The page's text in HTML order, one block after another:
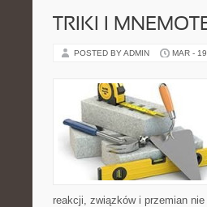
TRIKI I
POSTED BY ADMIN MAR -
reakcji, związków i przemian